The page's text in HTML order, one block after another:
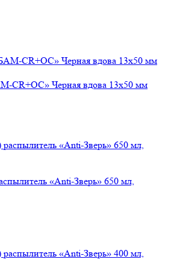
CR+ОС» Черная вдова 13х50 мм
«Anti-Зверь» 650 мл,